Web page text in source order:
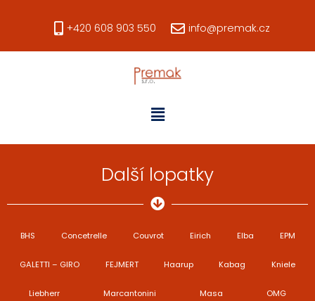
+420 608 903 550 info@premak.cz
Další lopatky
BHS Concetrelle Couvrot Eirich Elba EPM
GALETTI – GIRO FEJMERT Haarup Kabag Kniele
Liebherr Marcantonini Masa OMG